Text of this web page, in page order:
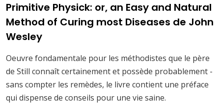
Primitive Physick: or, an Easy and Natural
Method of Curing most Diseases de John
Wesley
Oeuvre fondamentale pour les méthodistes que le père
de Still connaît certainement et possède probablement -
sans compter les remèdes, le livre contient une préface
qui dispense de conseils pour une vie saine.